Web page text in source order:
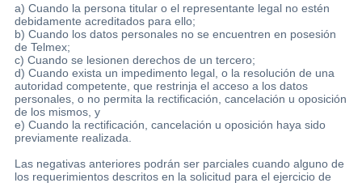
a) Cuando la persona titular o el representante legal no estén
debidamente acreditados para ello;
b) Cuando los datos personales no se encuentren en posesión
de Telmex;
c) Cuando se lesionen derechos de un tercero;
d) Cuando exista un impedimento legal, o la resolución de una
autoridad competente, que restrinja el acceso a los datos
personales, o no permita la rectificación, cancelación u oposición
de los mismos, y
e) Cuando la rectificación, cancelación u oposición haya sido
previamente realizada.
Las negativas anteriores podrán ser parciales cuando alguno de
los requerimientos descritos en la solicitud para el ejercicio de